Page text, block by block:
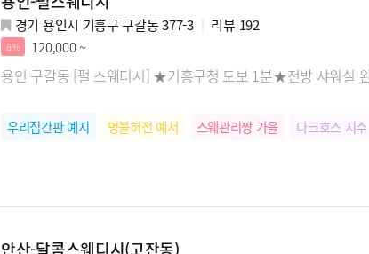
경기 용인시 기흥구 구갈동 377-3 리뷰 192
8% 120,000 ~
용인 구갈동 [펄 스웨디시] ★기흥구청 도보 1분★전방 샤워실
우리집간판 예지 명불허전 예서 스웨관리짱 가을 다크호스 지수
안산-달콤스웨디시(고잔동)